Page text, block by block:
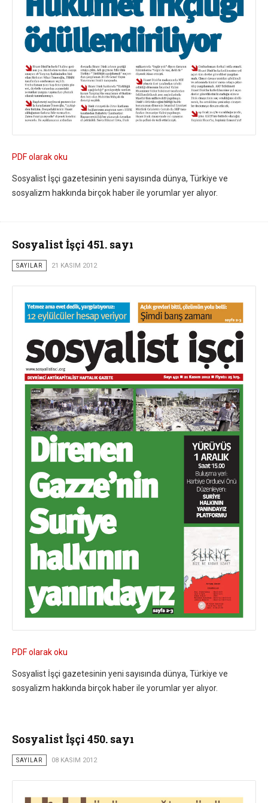
PDF olarak oku
Sosyalist İşçi gazetesinin yeni sayısında dünya, Türkiye ve
sosyalizm hakkında birçok haber ile yorumlar yer alıyor.
Sosyalist İşçi 451. sayı
SAYILAR 21 KASIM 2012
PDF olarak oku
Sosyalist İşçi gazetesinin yeni sayısında dünya, Türkiye ve
sosyalizm hakkında birçok haber ile yorumlar yer alıyor.
Sosyalist İşçi 450. sayı
SAYILAR 08 KASIM 2012